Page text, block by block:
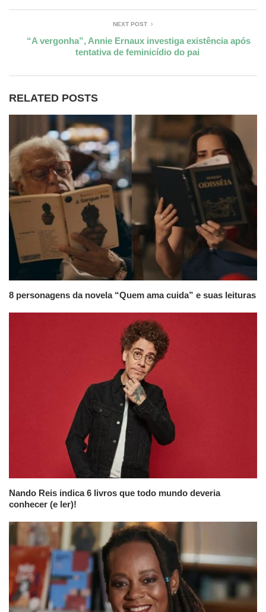
NEXT POST
“A vergonha”, Annie Ernaux investiga existência após
tentativa de feminicídio do pai
RELATED POSTS
8 personagens da novela “Quem ama cuida” e suas leituras
Nando Reis indica 6 livros que todo mundo deveria
conhecer (e ler)!